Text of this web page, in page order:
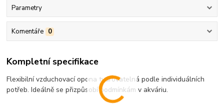
Parametry
Komentáře 0
Kompletní specifikace
Flexibilní vzduchovací opona tvarovatelná podle individuálních
potřeb. Ideálně se přizpůsobí podmínkám v akváriu.